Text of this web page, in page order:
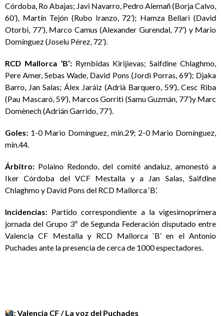
Córdoba, Ro Abajas; Javi Navarro, Pedro Alemañ (Borja Calvo,
60’), Martín Tejón (Rubo Iranzo, 72’); Hamza Bellari (David
Otorbi, 77’), Marco Camus (Alexander Gurendal, 77’) y Mario
Domínguez (Joselu Pérez, 72’).
RCD Mallorca ‘B’:Rymbidas Kirijievas; Saifdine Chlaghmo,
Pere Amer, Sebas Wade, David Pons (Jordi Porras, 69’); Djaka
Barro, Jan Salas; Álex Jaráiz (Adrià Barquero, 59’), Cesc Riba
(Pau Mascaró, 59’), Marcos Gorriti (Samu Guzmán, 77’)y Marc
Domènech (Adrián Garrido, 77’).
Goles: 1-0 Mario Domínguez, min.29; 2-0 Mario Domínguez,
min.44.
Árbitro: Polaino Redondo, del comité andaluz, amonestó a
Iker Córdoba del VCF Mestalla y a Jan Salas, Saifdine
Chlaghmo y David Pons del RCD Mallorca ‘B’.
Incidencias: Partido correspondiente a la vigesimoprimera
jornada del Grupo 3º de Segunda Federación disputado entre
Valencia CF Mestalla y RCD Mallorca ‘B’ en el Antonio
Puchades ante la presencia de cerca de 1000 espectadores.
: Valencia CF / La voz del Puchades